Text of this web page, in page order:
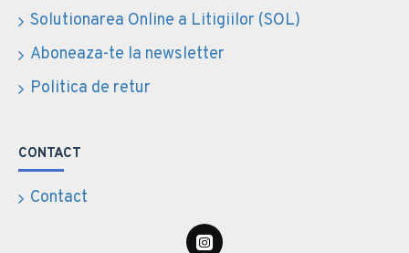
Solutionarea Online a Litigiilor (SOL)
Aboneaza-te la newsletter
Politica de retur
CONTACT
Contact